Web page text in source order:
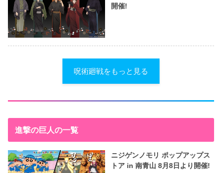
開催!
呪術廻戦をもっと見る
進撃の巨人の一覧
ニジゲンノモリ ポップアップス
トア in 南青山 8月8日より開催!